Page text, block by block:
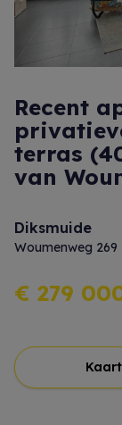
Recent
terras
van
Diksmuide
Woumenweg 269
€ 279
Kaart